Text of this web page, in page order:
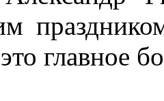
главное